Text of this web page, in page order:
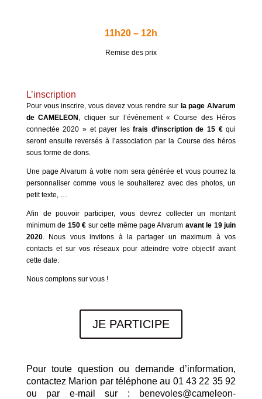
11h20 – 12h
Remise des prix
L’inscription
Pour vous inscrire, vous devez vous rendre sur la page Alvarum
de CAMELEON , cliquer sur l’événement « Course des Héros
connectée 2020 » et payer lesfrais d’inscription de 15 €qui
seront ensuite reversés à l’association par la Course des héros
sous forme de dons.
Une page Alvarum à votre nom sera générée et vous pourrez la
personnaliser comme vous le souhaiterez avec des photos, un
petit texte, …
Afin de pouvoir participer, vous devrez collecter un montant
minimum de 150 € sur cette même page Alvarum avant le 19 juin
2020. Nous vous invitons à la partager un maximum à vos
contacts et sur vos réseaux pour atteindre votre objectif avant
cette date.
Nous comptons sur vous !
JE PARTICIPE
Pour toute question ou demande d’information,
contactez Marion par téléphone au 01 43 22 35 92
ou par e-mail sur :
benevoles@cameleon-